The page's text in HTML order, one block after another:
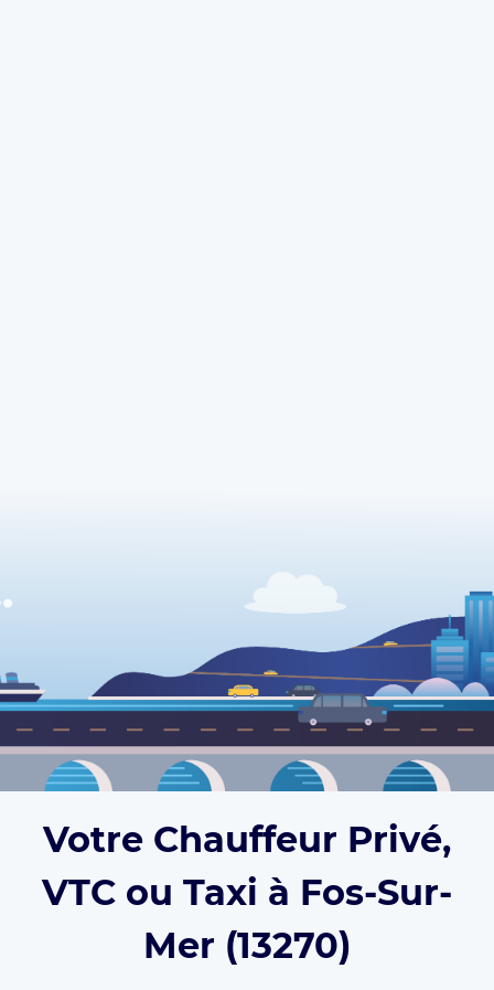
Votre Chauffeur Privé,
VTC ou Taxi à Fos-Sur-
Mer (13270)